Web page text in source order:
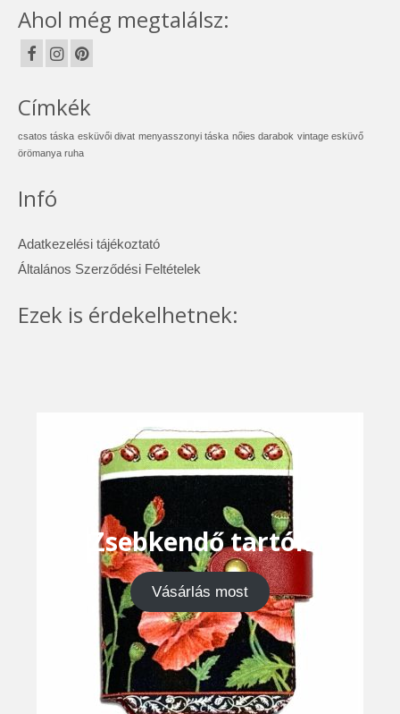
Ahol még megtalálsz:
Címkék
csatos táska esküvői divat menyasszonyi táska nőies darabok vintage esküvő
örömanya ruha
Infó
Adatkezelési tájékoztató
Általános Szerződési Feltételek
Ezek is érdekelhetnek:
Zsebkendő tartók
Vásárlás most